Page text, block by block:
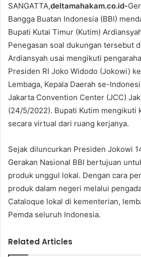
l
SANGATTA,deltamahakam.co.id-
Bangga Buatan Indonesia (BBI)
Bupati Kutai Timur (Kutim)
Penegasan soal dukungan tersebut
Ardiansyah usai mengikuti
Presiden RI Joko Widodo (Jokowi)
Lembaga, Kepala Daerah se-
Jakarta Convention Center (JCC)
(24/5/2022). Bupati Kutim mengikuti
secara virtual dari ruang kerjanya.
Sejak diluncurkan Presiden Jokowi
Gerakan Nasional BBI bertujuan
produk unggul lokal. Dengan cara
produk dalam negeri melalui
Cataloque lokal di kementerian,
Pemda seluruh Indonesia.
Related Articles